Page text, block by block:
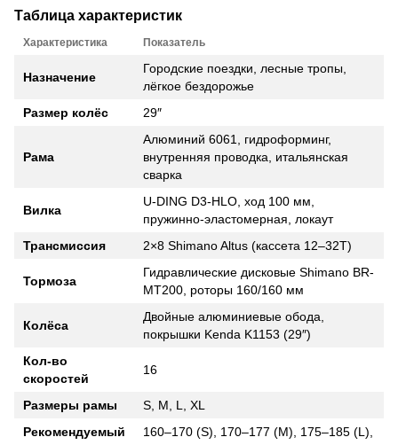
Таблица характеристик
Характеристика Показатель
Назначение
Городские поездки, лесные тропы,
лёгкое бездорожье
Размер колёс
29″
Рама
Алюминий 6061, гидроформинг,
внутренняя проводка, итальянская
сварка
Вилка
U-DING D3-HLO, ход 100 мм,
пружинно-эластомерная, локаут
Трансмиссия
2×8 Shimano Altus (кассета 12–32T)
Тормоза
Гидравлические дисковые Shimano BR-
MT200, роторы 160/160 мм
Колёса
Двойные алюминиевые обода,
покрышки Kenda K1153 (29″)
Кол-во
скоростей
16
Размеры рамы
S, M, L, XL
Рекомендуемый
160–170 (S), 170–177 (M), 175–185 (L),